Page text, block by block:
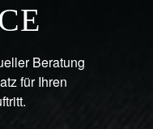
Beratung
für Ihren